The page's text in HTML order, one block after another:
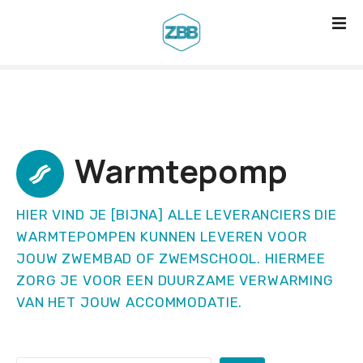
Warmtepomp
HIER VIND JE [BIJNA] ALLE LEVERANCIERS DIE
WARMTEPOMPEN KUNNEN LEVEREN VOOR
JOUW ZWEMBAD OF ZWEMSCHOOL. HIERMEE
ZORG JE VOOR EEN DUURZAME VERWARMING
VAN HET JOUW ACCOMMODATIE.